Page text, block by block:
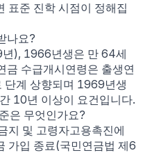
표준 진학 시점이 정해집
나요?
), 1966년생은 만 64세
수급개시연령은 출생연
계 상향되며 1969년생
10년 이상이 요건입니다.
은 무엇인가요?
지 및 고령자고용촉진에
가입 종료(국민연금법 제6